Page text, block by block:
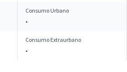
Consumo Urbano
-
Consumo Extraurbano
-